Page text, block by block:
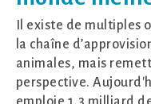
Il existe de multiples
la chaîne
animales, mais
perspective.